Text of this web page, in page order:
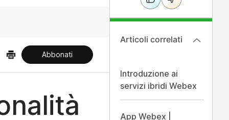
Abbonati
Articoli correlati
Introduzione ai
servizi ibridi Webex
App Webex |